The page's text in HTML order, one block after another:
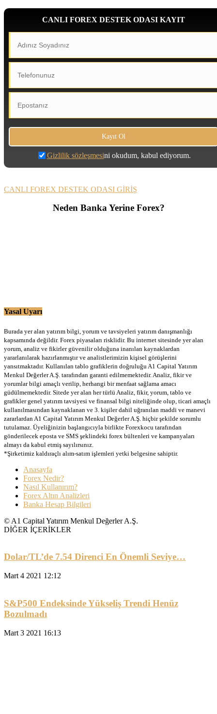
CANLI FOREX DESTEK ODASI KAYIT
Gizlilik sözleşmesini okudum, kabul ediyorum.
CANLI FOREX DESTEK ODASI GİRİŞ
Neden Banka Yerine Forex?
Yasal Uyarı
Burada yer alan yatırım bilgi, yorum ve tavsiyeleri yatırım danışmanlığı
kapsamında değildir. Forex piyasaları risklidir. Bu internet sitesinde yer alan
yorum, analiz ve fikirler güvenilir olduğuna inanılan kaynaklardan
yararlanılarak hazırlanmıştır ve analistlerimizin kişisel görüşlerini
yansıtmaktadır. Kullanılan tablo grafiklerin doğruluğu A1 Capital Yatırım
Menkul Değerler A.Ş. tarafından garanti edilmemektedir. Analiz, fikir ve
yorumlar bilgi amaçlı verilip, herhangi bir menfaat sağlama amacı
güdülmemektedir. Sitede yer alan her türlü Analiz, fikir, yorum, tablo ve
grafikler genel yatırım tavsiyesi ve finansal bilgi niteliğinde olup, ticari amaçlı
kullanılmasından kaynaklanan ve 3. kişiler dahil uğranılan maddi ve manevi
zararlardan A1 Capital Yatırım Menkul Değerler A.Ş. hiçbir şekilde sorumlu
tutulamaz. Üyeliğinizin başlangıcıyla birlikte Forexkocu tarafından
gönderilecek eposta ve SMS şeklindeki forex bültenleri ve kampanyaları
almayı da kabul etmiş sayılırsınız.
*Şirketimiz kaldıraçlı alım-satım işlemleri yetki belgesine sahiptir.
Anasayfa
Forex Nedir?
Nasıl Kullanırım?
Forex Altın Analizleri
Banka Hesap Bilgileri
© A1 Capital Yatırım Menkul Değerler A.Ş.
DİĞER İÇERİKLER
Dolar/TL’de 7.54 Direnci En Önemli Seviye…
Mart 4 2021 12:12
S&P500 Endeksinde Yükseliş Trendi Henüz
Bozulmadı
Mart 3 2021 16:13